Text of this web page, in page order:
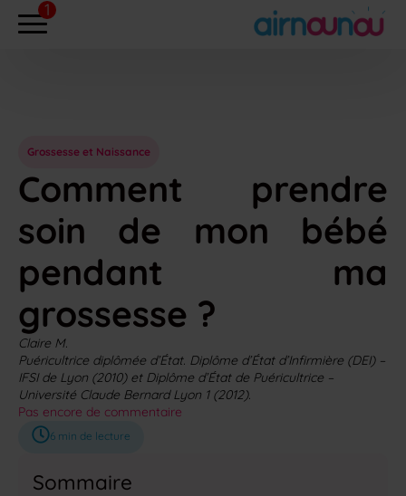
Grossesse et Naissance
Comment prendre
soin de mon bébé
pendant ma
grossesse ?
Claire M.
Puéricultrice diplômée d’État. Diplôme d’État d’Infirmière (DEI) –
IFSI de Lyon (2010) et Diplôme d’État de Puéricultrice –
Université Claude Bernard Lyon 1 (2012).
Pas encore de commentaire
6 min de lecture
Sommaire